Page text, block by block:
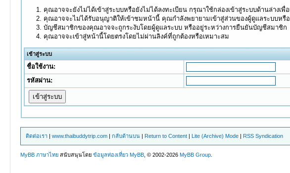
คุณอาจจะยังไม่ได้เข้าสู่ระบบหรือยังไม่ได้ลงทะเบียน กรุณาใช้กล่องเข้าสู่ระบบด้านล่างเพื่
คุณอาจจะไม่ได้รับอนุญาติให้เข้าชมหน้านี้ คุณกำลังพยายามเข้าสู่ส่วนของผู้ดูแลระบบห
บัญชีสมาชิกของคุณอาจจะถูกระงับโดยผู้ดูแลระบบ หรืออยู่ระหว่างการยืนยันบัญชีสมาชิก
คุณอาจจะเข้าสู่หน้านี้โดยตรงโดยไม่ผ่านลิงค์ที่ถูกต้องหรือเหมาะสม
เข้าสู่ระบบ
ชื่อใช้งาน:
รหัสผ่าน:
ติดต่อเรา |www.thaibuddytrip.com |กลับด้านบน | Return to Content | Lite (Archive) Mode | RSS Syndication
MyBB ภาษาไทย สนับสนุนโดยข้อมูลท่องเที่ยว MyBB , © 2002-2026MyBB Group